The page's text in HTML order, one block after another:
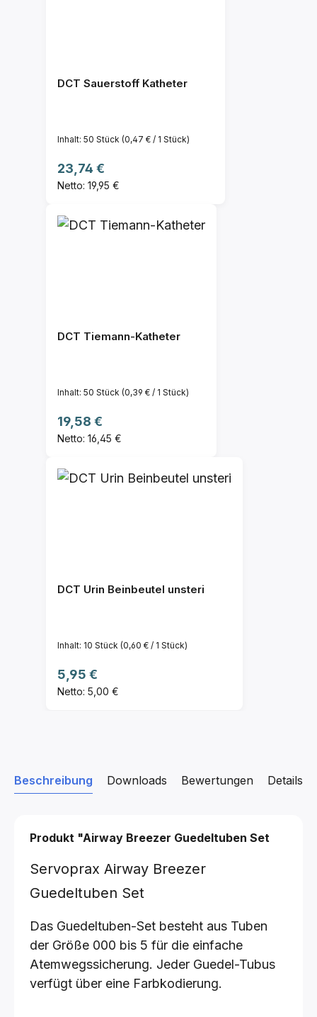
DCT Sauerstoff Katheter
Inhalt: 50 Stück (0,47 € / 1 Stück)
Regulärer Preis:
23,74 €
Netto: 19,95 €
DCT Tiemann-Katheter
Inhalt: 50 Stück (0,39 € / 1 Stück)
Regulärer Preis:
19,58 €
Netto: 16,45 €
DCT Urin Beinbeutel unsteri
Inhalt: 10 Stück (0,60 € / 1 Stück)
Regulärer Preis:
5,95 €
Netto: 5,00 €
Beschreibung Downloads Details
Bewertungen
Produkt "Airway Breezer Guedeltuben Set
Servoprax Airway Breezer
Guedeltuben Set
Das Guedeltuben-Set besteht aus Tuben
der Größe 000 bis 5 für die einfache
Atemwegssicherung. Jeder Guedel-Tubus
verfügt über eine Farbkodierung.